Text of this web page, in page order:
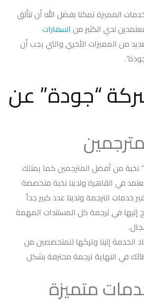
المميزة تمكنا بفضل الله أن نتألق
لدي الكثير من السفارات
من المميزات الأخري والتي يجب أن
“جودة” عن
نخبة من أفضل المترجمين كما يمتلك
في القاهرة ولدينا نخبة متخصصة
خدمات الترجمة ولدينا عدد كبير جداً
إليها في ترجمة كل المستندات المهمة
الخدمة إلينا وتركها للمتخصصين من
في النهاية ترجمة محترفة بشكل
متميزة